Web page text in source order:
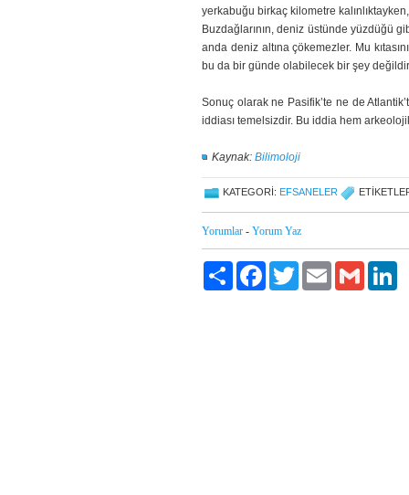
yerkabuğu birkaç kilometre
Buzdağlarının, deniz üstünde yüzdüğü
anda deniz altına çökemezler. Mu
bu da bir günde olabilecek bir şey
Sonuç olarak ne Pasifik’te ne de
iddiası temelsizdir. Bu iddia hem
Kaynak: Bilimoloji
KATEGORI: EFSANELER
Yorumlar - Yorum Yaz
Paylaş FacebookTwitter Email Gmail